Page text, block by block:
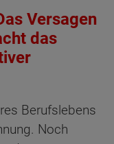
Versagen
das
Berufslebens
Noch